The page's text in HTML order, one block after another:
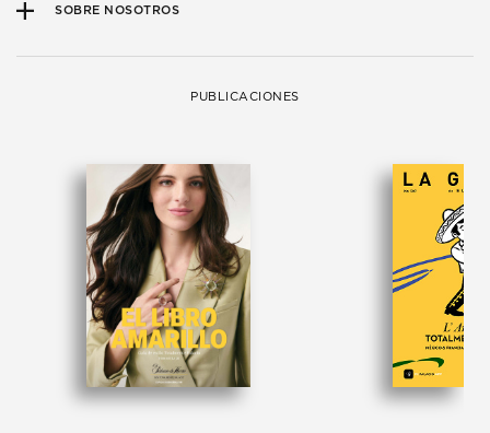
SOBRE NOSOTROS
PUBLICACIONES